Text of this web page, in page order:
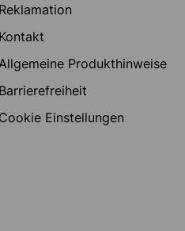
Reklamation
Kontakt
Allgemeine Produkthinweise
Barrierefreiheit
Cookie Einstellungen